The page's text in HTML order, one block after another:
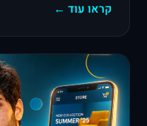
קראו עוד ←